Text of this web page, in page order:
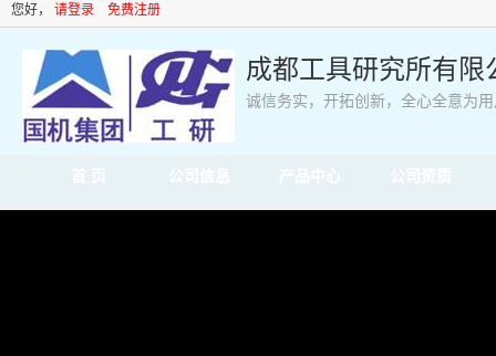
您好， 请登录 免费注册
成都工具研究所有限
诚信务实，开拓创新，全心全意为